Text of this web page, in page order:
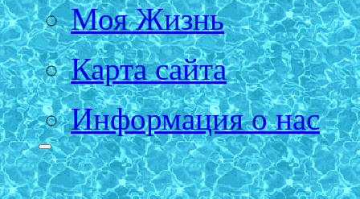
Моя Жизнь
Карта сайта
Информация о нас